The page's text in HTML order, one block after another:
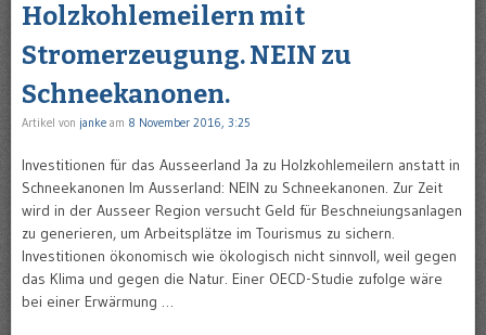
Holzkohlemeilern mit
Stromerzeugung. NEIN zu
Schneekanonen.
Artikel von janke am 8 November 2016, 3:25
Investitionen für das Ausseerland Ja zu Holzkohlemeilern anstatt in
Schneekanonen Im Ausserland: NEIN zu Schneekanonen. Zur Zeit
wird in der Ausseer Region versucht Geld für Beschneiungsanlagen
zu generieren, um Arbeitsplätze im Tourismus zu sichern.
Investitionen ökonomisch wie ökologisch nicht sinnvoll, weil gegen
das Klima und gegen die Natur. Einer OECD-Studie zufolge wäre
bei einer Erwärmung …